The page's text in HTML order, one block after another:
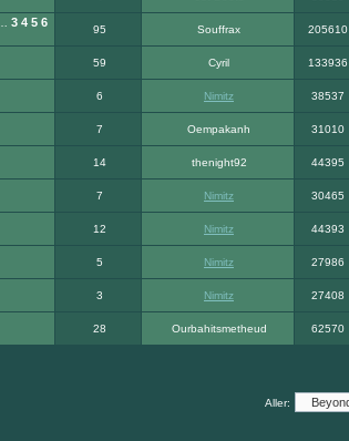
3 4 5 6
95 Souffrax 205610
59 Cyril 133936
6 Nimitz 38537
7 Oempakanh 31010
14 thenight92 44395
7 Nimitz 30465
12 Nimitz 44393
5 Nimitz 27986
3 Nimitz 27408
28 Ourbahitsmetheud 62570
Aller: